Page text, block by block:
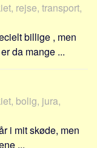
rejse, transport,
billige , men
da mange ...
bolig, jura,
i mit skøde, men
...